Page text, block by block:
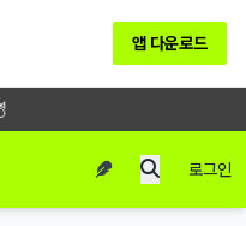
앱 다운로드
로그인